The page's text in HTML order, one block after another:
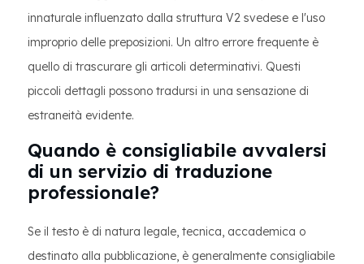
innaturale influenzato dalla struttura V2 svedese e l'uso
improprio delle preposizioni. Un altro errore frequente è
quello di trascurare gli articoli determinativi. Questi
piccoli dettagli possono tradursi in una sensazione di
estraneità evidente.
Quando è consigliabile avvalersi
di un servizio di traduzione
professionale?
Se il testo è di natura legale, tecnica, accademica o
destinato alla pubblicazione, è generalmente consigliabile